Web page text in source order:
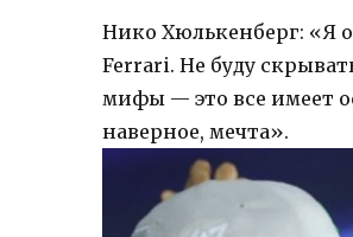
Нико Хюлькенберг: «Я
Ferrari. Не буду
мифы — это все имеет
наверное, мечта».